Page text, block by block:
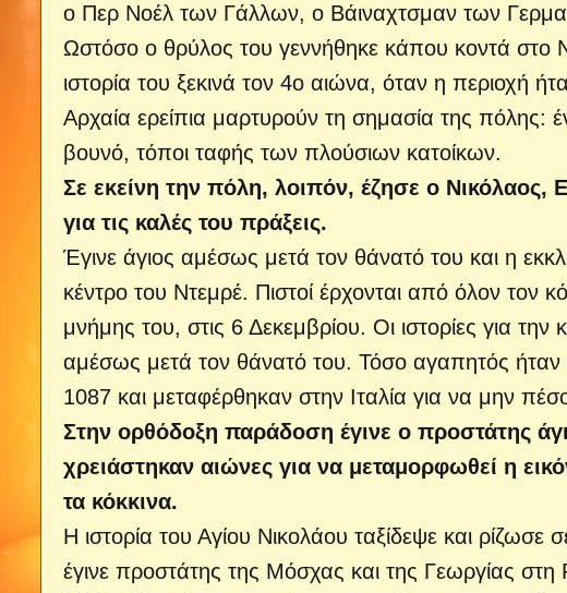
ο Περ Νοέλ των Γάλλων, ο Βάιναχτσμαν των
Ωστόσο ο θρύλος του γεννήθηκε κάπου κοντά στο
ιστορία του ξεκινά τον 4ο αιώνα, όταν η περιοχή
Αρχαία ερείπια μαρτυρούν τη σημασία της πόλης:
βουνό, τόποι ταφής των πλούσιων κατοίκων.
Σε εκείνη την πόλη, λοιπόν, έζησε ο
για τις καλές του πράξεις.
Έγινε άγιος αμέσως μετά τον θάνατό του και η
κέντρο του Ντεμρέ. Πιστοί έρχονται από όλον
μνήμης του, στις 6 Δεκεμβρίου. Οι ιστορίες για
αμέσως μετά τον θάνατό του. Τόσο αγαπητός
1087 και μεταφέρθηκαν στην Ιταλία για να μην
Στην ορθόδοξη παράδοση έγινε ο προστάτης
χρειάστηκαν αιώνες για να μεταμορφωθεί η
τα κόκκινα.
Η ιστορία του Αγίου Νικολάου ταξίδεψε και
έγινε προστάτης της Μόσχας και της Γεωργίας